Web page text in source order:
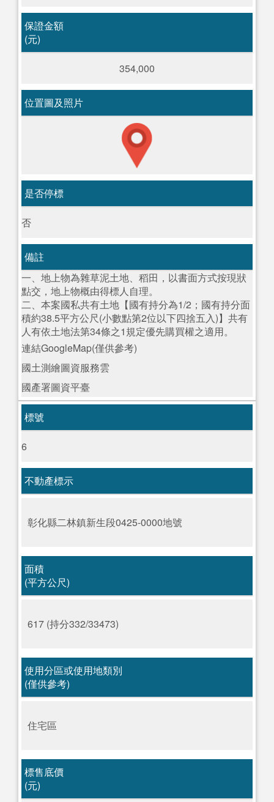
保證金額
(元)
354,000
位置圖及照片
是否停標
否
備註
一、地上物為雜草泥土地、稻田，以書面方式按現狀
點交，地上物概由得標人自理。
二、本案國私共有土地【國有持分為1/2；國有持分面
積約38.5平方公尺(小數點第2位以下四捨五入)】共有
人有依土地法第34條之1規定優先購買權之適用。
連結GoogleMap(僅供參考)
國土測繪圖資服務雲
國產署圖資平臺
標號
6
不動產標示
彰化縣二林鎮新生段0425-0000地號
面積
(平方公尺)
617 (持分332/33473)
使用分區或使用地類別
(僅供參考)
住宅區
標售底價
(元)